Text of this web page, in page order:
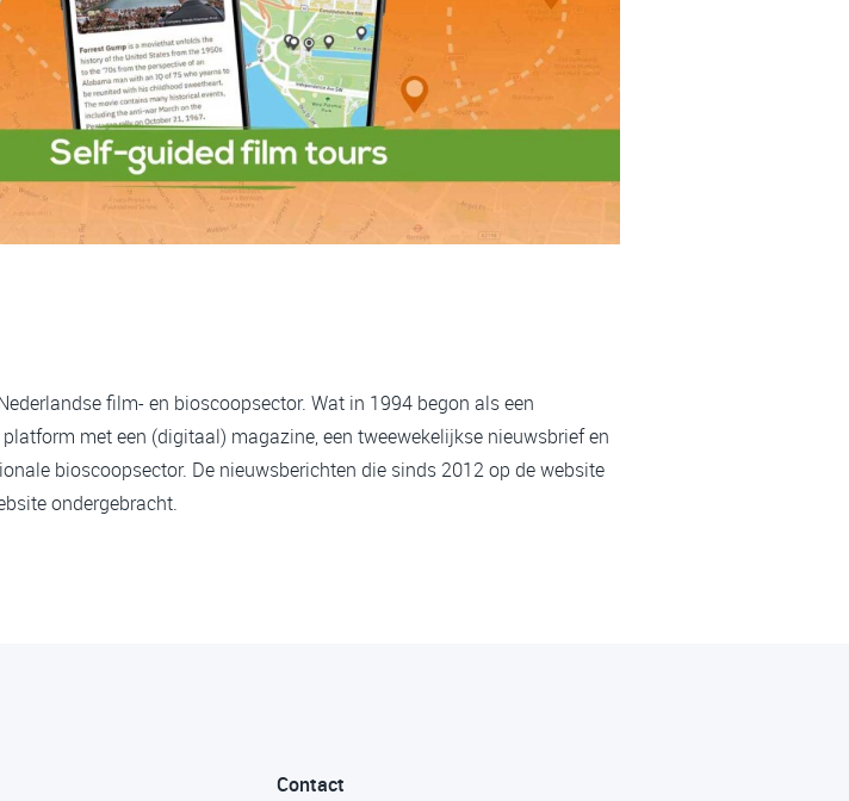
film- en bioscoopsector. Wat in 1994 begon als een
met een (digitaal) magazine, een tweewekelijkse nieuwsbrief en
bioscoopsector. De nieuwsberichten die sinds 2012 op de website
ondergebracht.
Contact